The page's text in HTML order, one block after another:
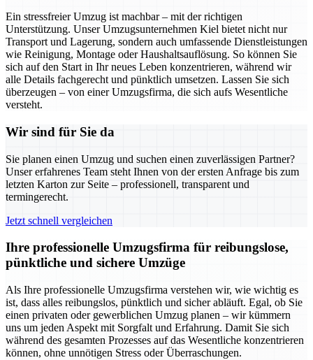
Ein stressfreier Umzug ist machbar – mit der richtigen
Unterstützung. Unser Umzugsunternehmen Kiel bietet nicht nur
Transport und Lagerung, sondern auch umfassende Dienstleistungen
wie Reinigung, Montage oder Haushaltsauflösung. So können Sie
sich auf den Start in Ihr neues Leben konzentrieren, während wir
alle Details fachgerecht und pünktlich umsetzen. Lassen Sie sich
überzeugen – von einer Umzugsfirma, die sich aufs Wesentliche
versteht.
Wir sind für Sie da
Sie planen einen Umzug und suchen einen zuverlässigen Partner?
Unser erfahrenes Team steht Ihnen von der ersten Anfrage bis zum
letzten Karton zur Seite – professionell, transparent und
termingerecht.
Jetzt schnell vergleichen
Ihre professionelle Umzugsfirma für reibungslose,
pünktliche und sichere Umzüge
Als Ihre professionelle Umzugsfirma verstehen wir, wie wichtig es
ist, dass alles reibungslos, pünktlich und sicher abläuft. Egal, ob Sie
einen privaten oder gewerblichen Umzug planen – wir kümmern
uns um jeden Aspekt mit Sorgfalt und Erfahrung. Damit Sie sich
während des gesamten Prozesses auf das Wesentliche konzentrieren
können, ohne unnötigen Stress oder Überraschungen.